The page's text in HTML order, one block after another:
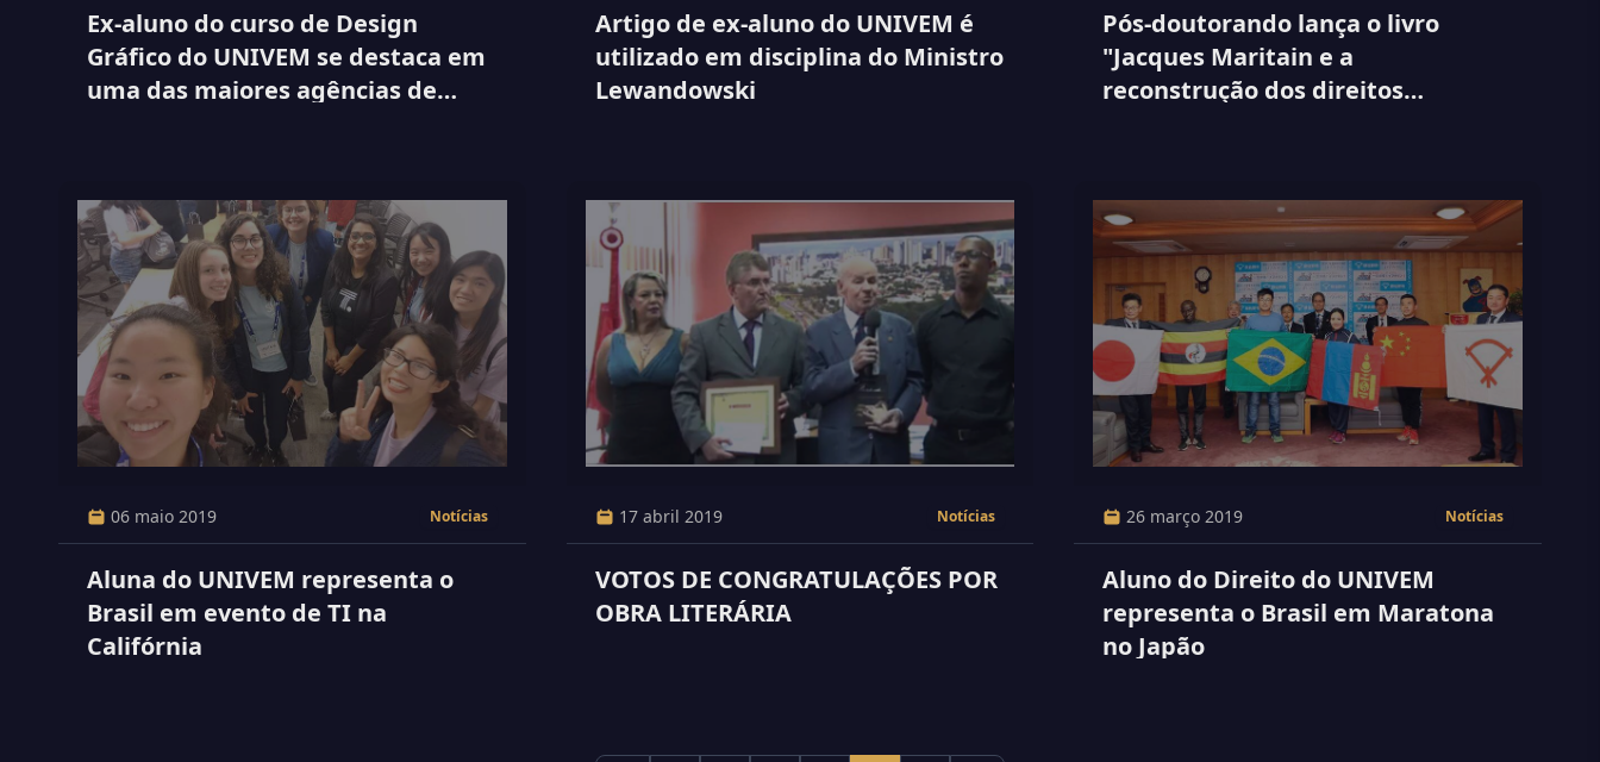
Ex-aluno do curso de Design
Gráfico do UNIVEM se destaca em
uma das maiores agências de
Artigo de ex-aluno do UNIVEM é
utilizado em disciplina do Ministro
Lewandowski
Pós-doutorando lança o livro
"Jacques Maritain e a
reconstrução dos direitos
06 maio 2019 Notícias
Aluna do UNIVEM representa o
Brasil em evento de TI na
Califórnia
17 abril 2019 Notícias
VOTOS DE CONGRATULAÇÕES POR
OBRA LITERÁRIA
26 março 2019 Notícias
Aluno do Direito do UNIVEM
representa o Brasil em Maratona
no Japão